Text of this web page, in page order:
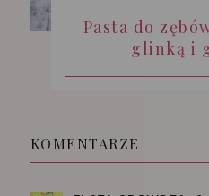
Pasta do
glinką i
KOMENTARZE